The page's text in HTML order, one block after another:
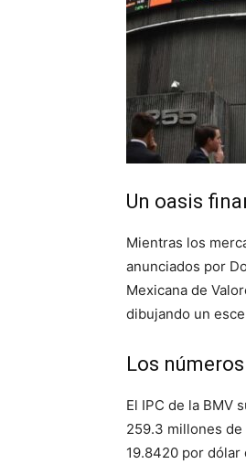
Un oasis
Mientras los
anunciados por
Mexicana de
dibujando un
Los
El IPC de la BMV
259.3 millones
19.8420 por